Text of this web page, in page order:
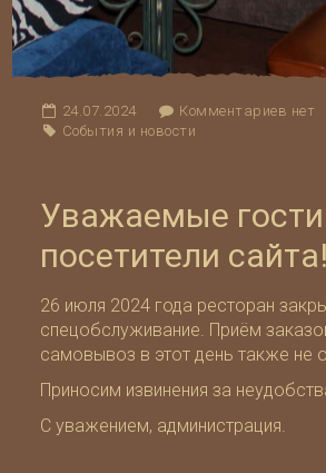
24.07.2024
Комментариев нет
События и новости
Уважаемые
посетители сайта!
26 июля 2024 года ресторан
спецобслуживание. Приём
самовывоз в этот день также не
Приносим извинения за
С уважением, администрация.